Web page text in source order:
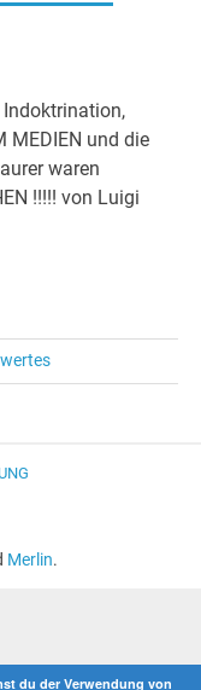
Indoktrination,
MEDIEN und die
waren
!!!!! von Luigi
Merlin.
du der Verwendung von